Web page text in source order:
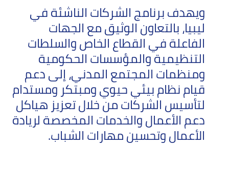
ويهدف برنامج الشركات الناشئة في
ليبيا، بالتعاون الوثيق مع الجهات
الفاعلة في القطاع الخاص والسلطات
التنظيمية والمؤسسات الحكومية
ومنظمات المجتمع المدني، إلى دعم
قيام نظام بيئي حيوي ومبتكر ومستدام
لتأسيس الشركات من خلال تعزيز هياكل
دعم الأعمال والخدمات المخصصة لريادة
الأعمال وتحسين مهارات الشباب.